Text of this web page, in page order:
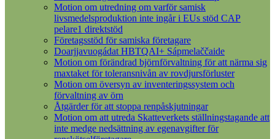
Motion om utredning om varför samisk
livsmedelsproduktion inte ingår i EUs stöd CAP
pelare1 direktstöd
Företagsstöd för samiska företagare
Doarjjavuogádat HBTQAI+ Sápmelaččaide
Motion om förändrad björnförvaltning för att närma sig
maxtaket för toleransnivån av rovdjursförluster
Motion om översyn av inventeringssystem och
förvaltning av örn
Åtgärder för att stoppa renpåskjutningar
Motion om att utreda Skatteverkets ställningstagande att
inte medge nedsättning av egenavgifter för